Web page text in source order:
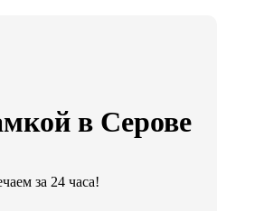
в Серове
за 24 часа!